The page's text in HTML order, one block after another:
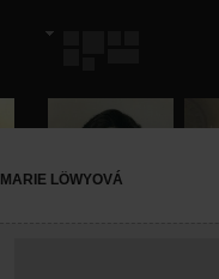
MARIE LÖWYOVÁ